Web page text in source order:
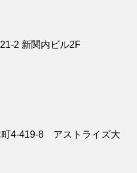
2 新関内ビル2F
町4-419-8 アストライズ大